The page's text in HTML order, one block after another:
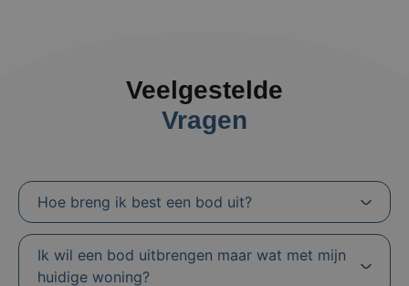
Veelgestelde
Vragen
Hoe breng ik best een bod uit?
Ik wil een bod uitbrengen maar wat met mijn
huidige woning?